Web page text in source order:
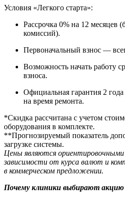
Условия «Легкого старта»:
Рассрочка 0% на 12 месяцев
комиссий).
Первоначальный взнос —
Возможность начать работу
взноса.
Официальная гарантия 2
на время ремонта.
*Скидка рассчитана с учетом
оборудования в комплекте.
**Прогнозируемый показатель
загрузке системы.
Цены являются
зависимости от курса валют и
в коммерческом предложении.
Почему клиники выбирают акцию